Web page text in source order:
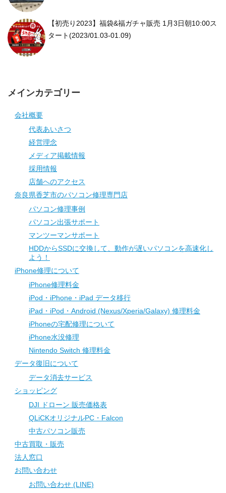
【初売り2023】福袋&福ガチャ販売 1月3日朝10:00ス
タート(2023/01.03-01.09)
メインカテゴリー
会社概要
代表あいさつ
経営理念
メディア掲載情報
採用情報
店舗へのアクセス
奈良県香芝市のパソコン修理専門店
パソコン修理事例
パソコン出張サポート
マンツーマンサポート
HDDからSSDに交換して、動作が遅いパソコンを高速化し
よう！
iPhone修理について
iPhone修理料金
iPod・iPhone・iPad データ移行
iPad・iPod・Android (Nexus/Xperia/Galaxy) 修理料金
iPhoneの宅配修理について
iPhone水没修理
Nintendo Switch 修理料金
データ復旧について
データ消去サービス
ショッピング
DJI ドローン 販売価格表
QLiCKオリジナルPC・Falcon
中古パソコン販売
中古買取・販売
法人窓口
お問い合わせ
お問い合わせ (LINE)